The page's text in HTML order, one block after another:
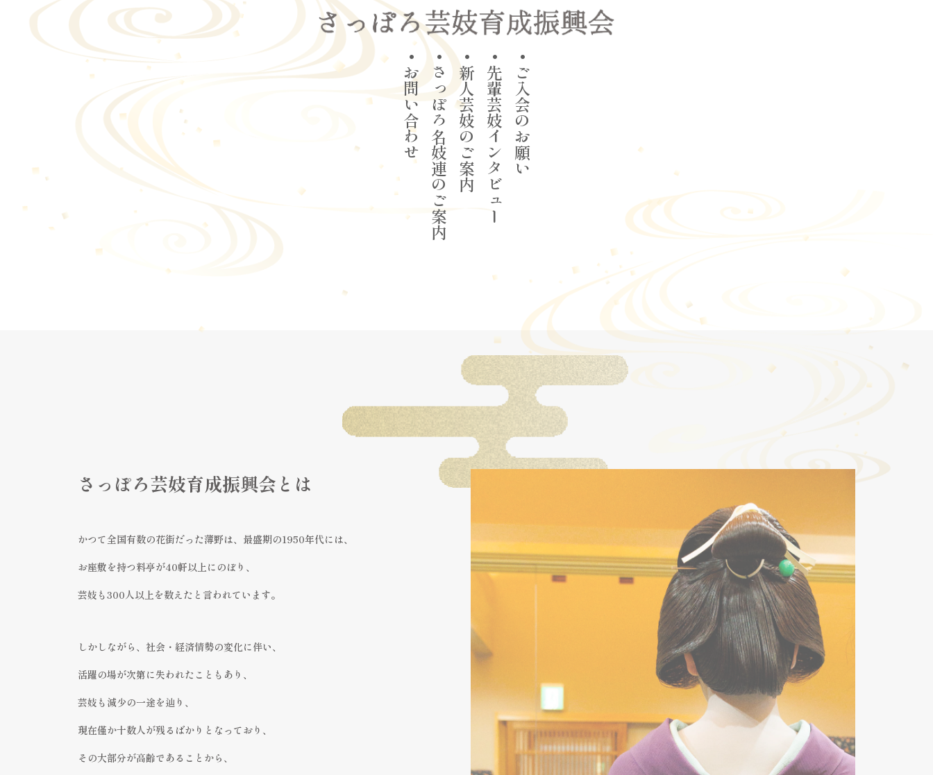
•ご入会のお願い
•先輩芸妓インタビュー
•新人芸妓のご案内
•さっぽろ名妓連のご案内
•お問い合わせ
さっぽろ芸妓育成振興会とは
かつて全国有数の花街だった薄野は、最盛期の1950年代には、
お座敷を持つ料亭が40軒以上にのぼり、
芸妓も300人以上を数えたと言われています。
しかしながら、社会・経済情勢の変化に伴い、
活躍の場が次第に失われたこともあり、
芸妓も減少の一途を辿り、
現在僅か十数人が残るばかりとなっており、
その大部分が高齢であることから、